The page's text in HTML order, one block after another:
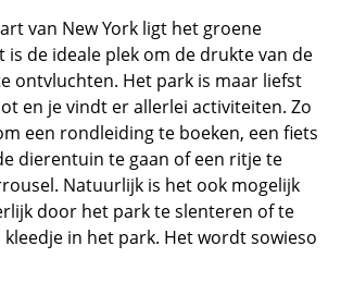
van New York ligt het groene
is de ideale plek om de drukte van de
ontvluchten. Het park is maar liefst
en je vindt er allerlei activiteiten. Zo
een rondleiding te boeken, een fiets
dierentuin te gaan of een ritje te
Natuurlijk is het ook mogelijk
door het park te slenteren of te
in het park. Het wordt sowieso